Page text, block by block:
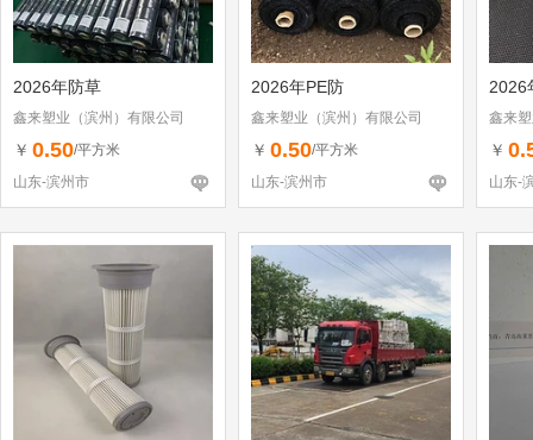
2026年防草
鑫来塑业（滨州）有限公司
￥ 0.50/平方米
山东-滨州市
2026年PE防
鑫来塑业（滨州）有限公司
￥ 0.50/平方米
山东-滨州市
2026
鑫来
￥
山东-